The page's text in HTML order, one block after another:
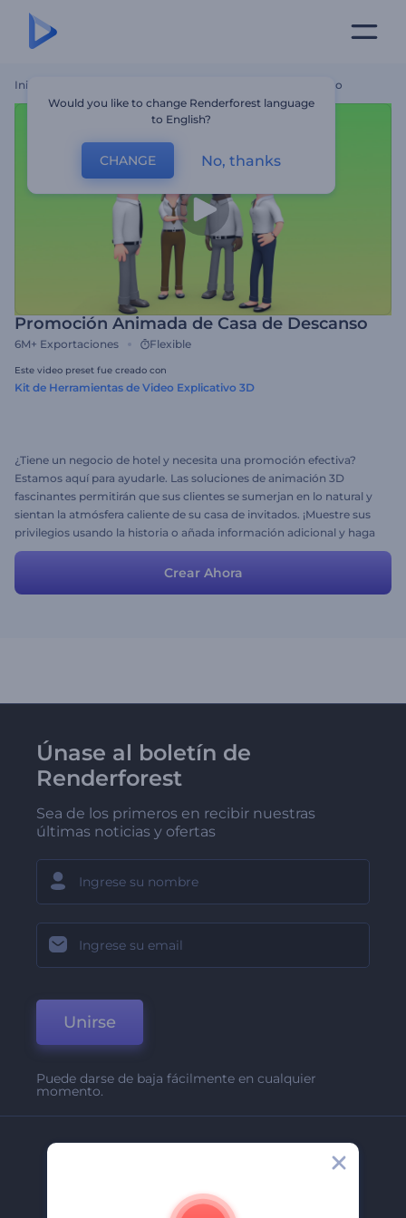
Inicio Promoción Animada De Casa De Descanso
Promoción Animada de Casa de Descanso
6M+ Exportaciones Flexible
Este video preset fue creado con
Kit de Herramientas de Video Explicativo 3D
¿Tiene un negocio de hotel y necesita una promoción efectiva?
Estamos aquí para ayudarle. Las soluciones de animación 3D
fascinantes permitirán que sus clientes se sumerjan en lo natural y
sientan la atmósfera caliente de su casa de invitados. ¡Muestre sus
privilegios usando la historia o añada información adicional y haga
la promoción perfecta! ¿Puede ver a los clientes llegar?
Crear Ahora
Únase al boletín de
Renderforest
Sea de los primeros en recibir nuestras
últimas noticias y ofertas
Unirse
Puede darse de baja fácilmente en cualquier
momento.
Would you like to change Renderforest language
to English?
CHANGE No, thanks